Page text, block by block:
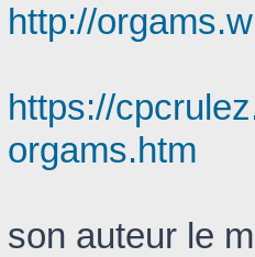
http://
https://
orgams.htm
son auteur le